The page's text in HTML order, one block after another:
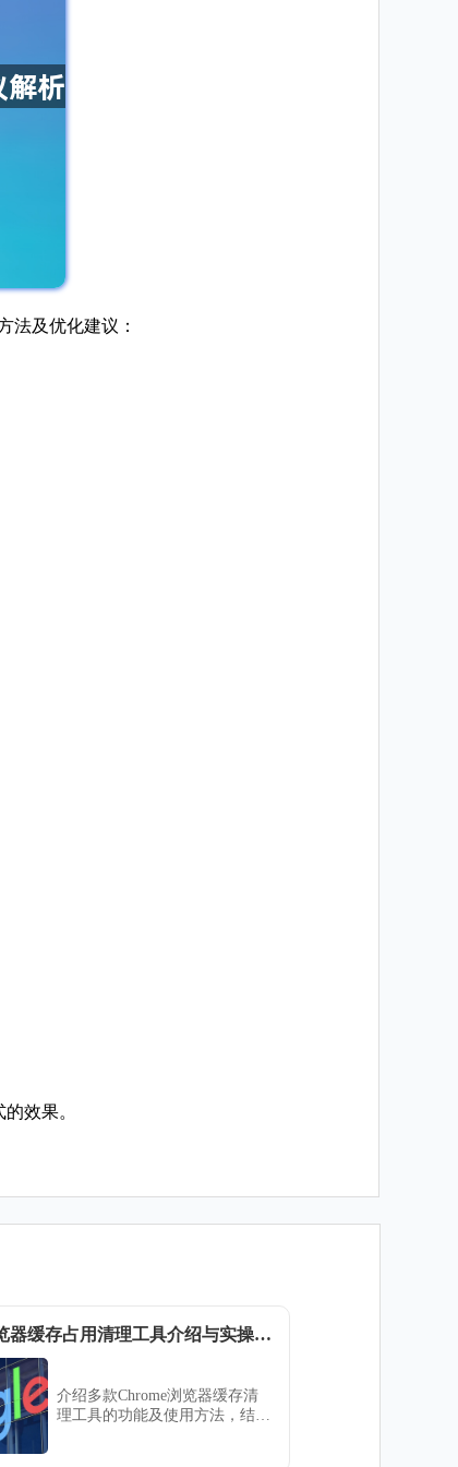
法及优化建议：
效果。
Chrome浏览器缓存占用清理工具介绍与实操分享
介绍多款Chrome浏览器缓存清
理工具的功能及使用方法，结合